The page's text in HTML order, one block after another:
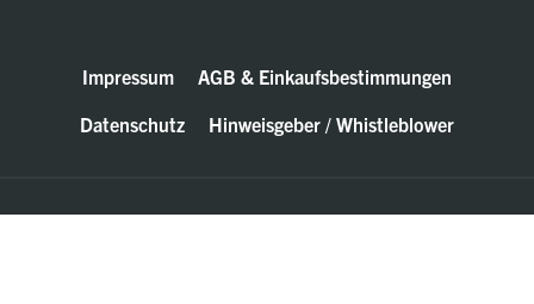
Impressum
AGB & Einkaufsbestimmungen
Datenschutz
Hinweisgeber / Whistleblower
© Walter Bösch GmbH & Co. KG